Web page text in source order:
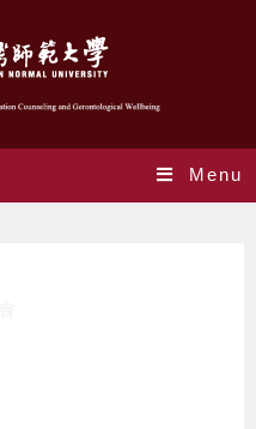
Menu